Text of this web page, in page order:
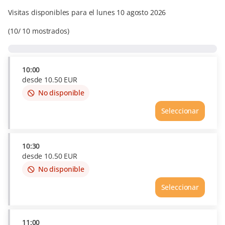
Visitas disponibles para el lunes 10 agosto 2026
10 10 mostrados
10:00
desde 10.50 EUR
No disponible
Seleccionar
10:30
desde 10.50 EUR
No disponible
Seleccionar
11:00